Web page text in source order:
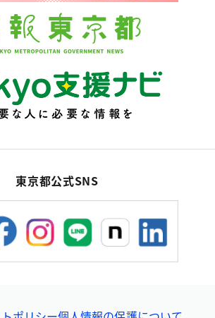
東京都公式SNS